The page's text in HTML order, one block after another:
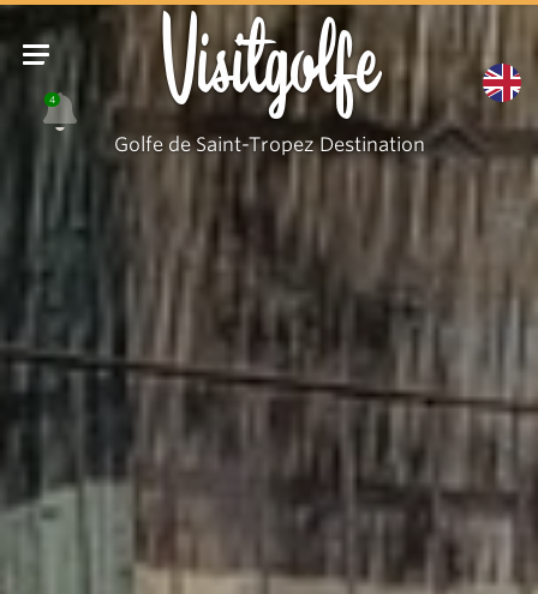
4 Visitgolfe
Golfe de Saint-Tropez Destination
Anciennes
Prisons